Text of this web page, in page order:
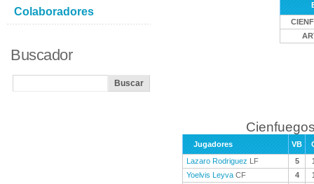
Jugadores VB
Lazaro Rodriguez LF 5
Yoelvis Leyva CF 4
Colaboradores
Buscador